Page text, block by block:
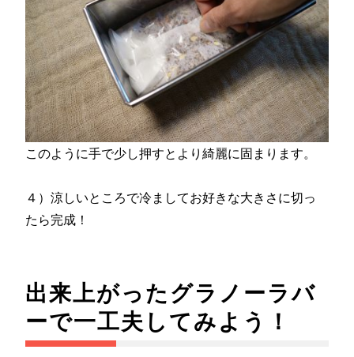
このように手で少し押すとより綺麗に固まります。
４）涼しいところで冷ましてお好きな大きさに切っ
たら完成！
出来上がったグラノーラバ
ーで一工夫してみよう！